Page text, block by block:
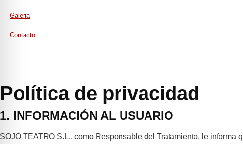
Galeria
Contacto
Política de privacidad
1. INFORMACIÓN AL USUARIO
SOJO TEATRO S.L., como Responsable del Tratamiento, le